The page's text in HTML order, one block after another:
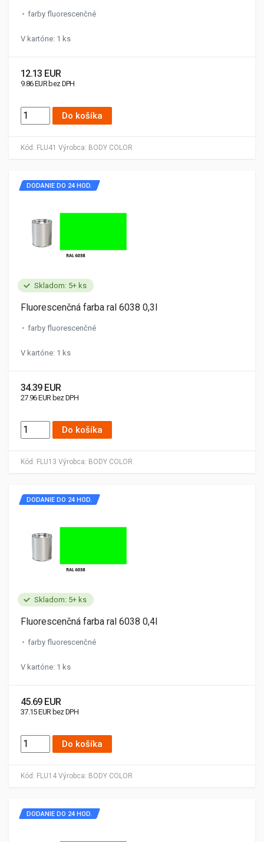
Kód: FLU41 Výrobca: BODY COLOR
farby fluorescenčné
V kartóne: 1 ks
12.13 EUR
9.86 EUR bez DPH
Do košíka
Skladom: 5+ ks
Kód: FLU13 Výrobca: BODY COLOR
DODANIE DO 24 HOD.
Fluorescenčná farba ral 6038 0,3l
farby fluorescenčné
V kartóne: 1 ks
34.39 EUR
27.96 EUR bez DPH
Do košíka
Skladom: 5+ ks
Kód: FLU14 Výrobca: BODY COLOR
DODANIE DO 24 HOD.
Fluorescenčná farba ral 6038 0,4l
farby fluorescenčné
V kartóne: 1 ks
45.69 EUR
37.15 EUR bez DPH
Do košíka
DODANIE DO 24 HOD.